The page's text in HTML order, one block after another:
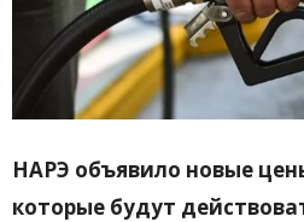
НАРЭ объявило новые
которые будут